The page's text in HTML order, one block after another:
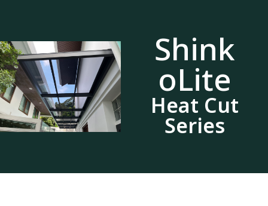
Shink
oLite
Heat Cut
Series